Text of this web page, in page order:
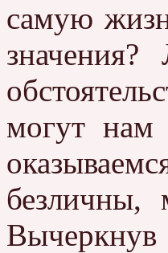
самую
могут